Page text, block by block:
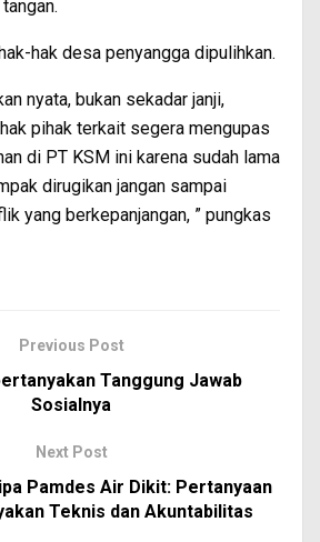
hak desa penyangga dipulihkan.
nyata, bukan sekadar janji,
pihak terkait segera mengupas
di PT KSM ini karena sudah lama
dirugikan jangan sampai
yang berkepanjangan, ” pungkas
Previous Post
Tanggung Jawab
Sosialnya
Next Post
Pamdes Air Dikit: Pertanyaan
Teknis dan Akuntabilitas